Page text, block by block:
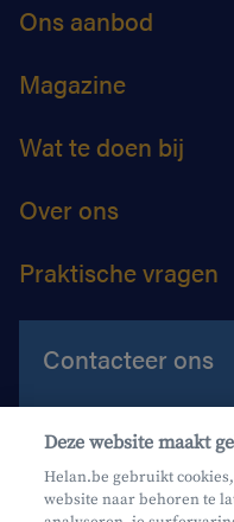
Ons aanbod
Magazine
Wat te doen bij
Over ons
Praktische vragen
Contacteer ons
Contacteer ons
Maak een afspraak
Waar vind je ons?
Deze website maakt
Helan.be gebruikt
website naar behoren te